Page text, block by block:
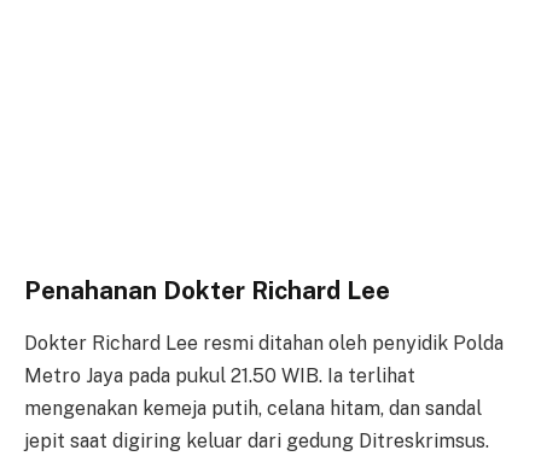
Penahanan Dokter Richard Lee
Dokter Richard Lee resmi ditahan oleh penyidik Polda
Metro Jaya pada pukul 21.50 WIB. Ia terlihat
mengenakan kemeja putih, celana hitam, dan sandal
jepit saat digiring keluar dari gedung Ditreskrimsus.